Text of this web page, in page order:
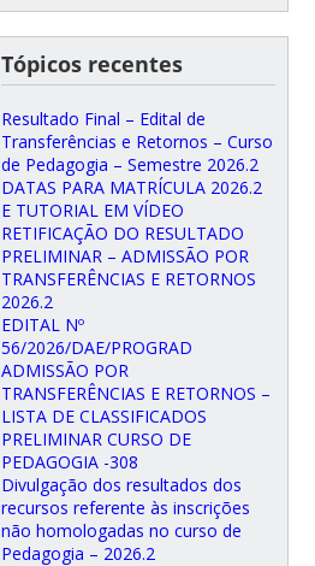
Tópicos recentes
Resultado Final – Edital de
Transferências e Retornos – Curso
de Pedagogia – Semestre 2026.2
DATAS PARA MATRÍCULA 2026.2
E TUTORIAL EM VÍDEO
RETIFICAÇÃO DO RESULTADO
PRELIMINAR – ADMISSÃO POR
TRANSFERÊNCIAS E RETORNOS
2026.2
EDITAL Nº
56/2026/DAE/PROGRAD
ADMISSÃO POR
TRANSFERÊNCIAS E RETORNOS –
LISTA DE CLASSIFICADOS
PRELIMINAR CURSO DE
PEDAGOGIA -308
Divulgação dos resultados dos
recursos referente às inscrições
não homologadas no curso de
Pedagogia – 2026.2